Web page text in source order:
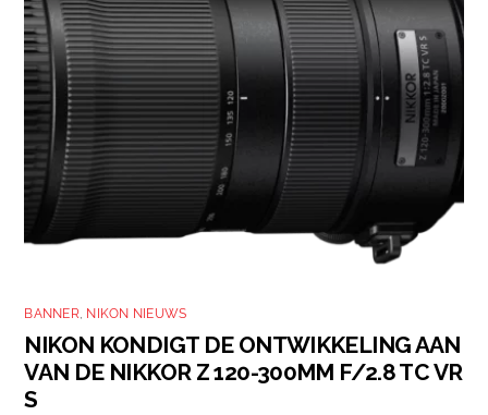
BANNER, NIKON NIEUWS
NIKON KONDIGT DE ONTWIKKELING AAN
VAN DE NIKKOR Z 120-300MM F/2.8 TC VR
S